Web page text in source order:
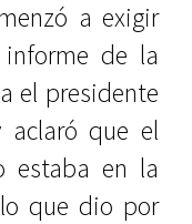
a exigir
de la
el presidente
aclaró que el
estaba en la
que dio por